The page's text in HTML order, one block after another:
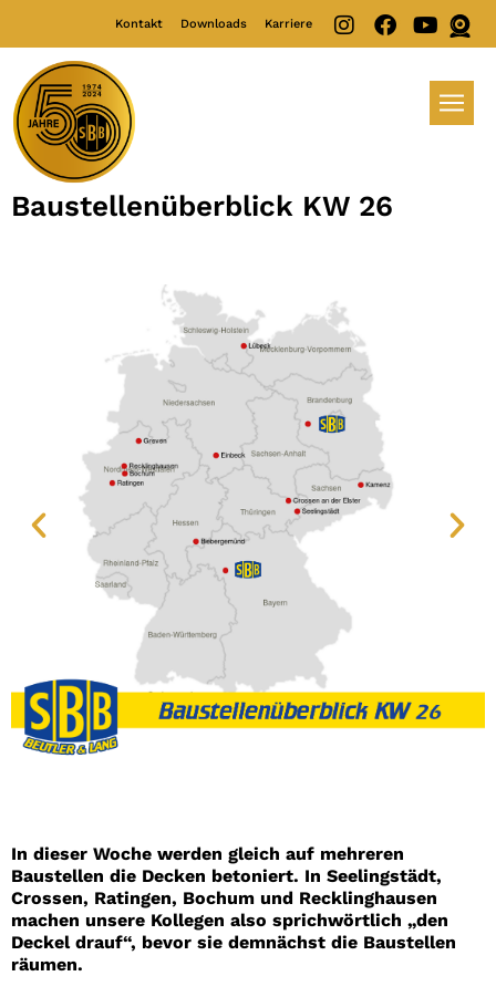
Kontakt Downloads Karriere
Baustellenüberblick KW 26
In dieser Woche werden gleich auf mehreren
Baustellen die Decken betoniert. In Seelingstädt,
Crossen, Ratingen, Bochum und Recklinghausen
machen unsere Kollegen also sprichwörtlich „den
Deckel drauf“, bevor sie demnächst die Baustellen
räumen.